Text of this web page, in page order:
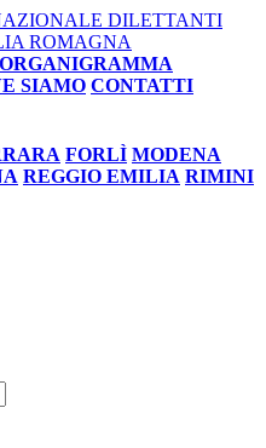
DILETTANTI
ROMAGNA
ORGANIGRAMMA
SIAMO CONTATTI
FORLÌ MODENA
REGGIO EMILIA RIMINI